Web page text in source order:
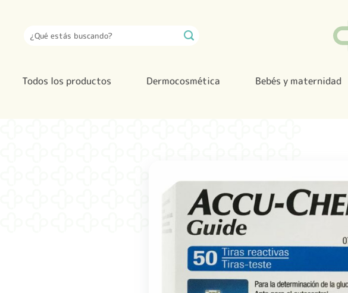
contenido
Buscar
por:
Todos los productos Dermocosmética Bebés y maternidad